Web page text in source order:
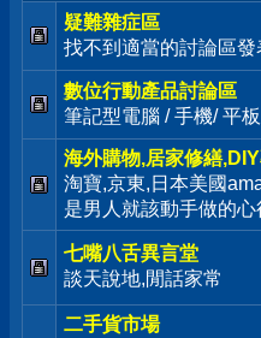
疑難雜症區
找不到適當的討論區
數位行動產品討論區
筆記型電腦 / 手機/ 平
海外購物,居家修繕
淘寶,京東,日本美國
是男人就該動手做的心
七嘴八舌異言堂
談天說地,閒話家常
二手貨市場